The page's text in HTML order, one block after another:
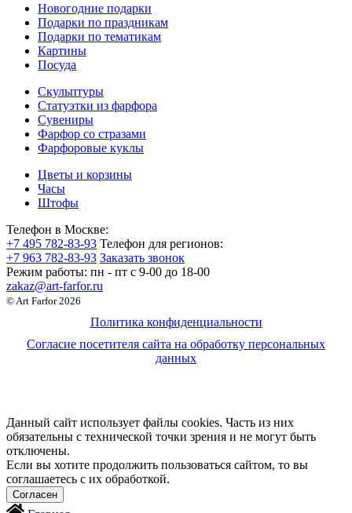
Новогодние подарки
Подарки по праздникам
Подарки по тематикам
Картины
Посуда
Скульптуры
Статуэтки из фарфора
Сувениры
Фарфор со стразами
Фарфоровые куклы
Цветы и корзины
Часы
Штофы
Телефон в Москве:
+7 495 782-83-93 Телефон для регионов:
+7 963 782-83-93 Заказать звонок
Режим работы: пн - пт c 9-00 до 18-00
zakaz@art-farfor.ru
© Art Farfor 2026
Политика конфиденциальности
Согласие посетителя сайта на обработку персональных
данных
Данный сайт использует файлы cookies. Часть из них
обязательны с технической точки зрения и не могут быть
отключены.
Если вы хотите продолжить пользоваться сайтом, то вы
соглашаетесь с их обработкой.